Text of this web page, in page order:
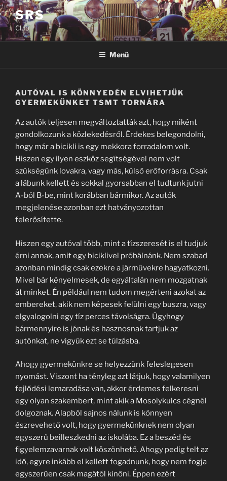
Tartalomhoz
SRS
Club
Menü
AUTÓVAL IS KÖNNYEDÉN ELVIHETJÜK
GYERMEKÜNKET TSMT TORNÁRA
Az autók teljesen megváltoztatták azt, hogy miként
gondolkozunk a közlekedésről. Érdekes belegondolni,
hogy már a bicikli is egy mekkora forradalom volt.
Hiszen egy ilyen eszköz segítségével nem volt
szükségünk lovakra, vagy más, külső erőforrásra. Csak
a lábunk kellett és sokkal gyorsabban el tudtunk jutni
A-ból B-be, mint korábban bármikor. Az autók
megjelenése azonban ezt hatványozottan
felerősítette.
Hiszen egy autóval több, mint a tízszeresét is el tudjuk
érni annak, amit egy biciklivel próbálnánk. Nem szabad
azonban mindig csak ezekre a járművekre hagyatkozni.
Mivel bár kényelmesek, de egyáltalán nem mozgatnak
át minket. Én például nem tudom megérteni azokat az
embereket, akik nem képesek felülni egy buszra, vagy
elgyalogolni egy tíz perces távolságra. Úgyhogy
bármennyire is jónak és hasznosnak tartjuk az
autónkat, ne vigyük ezt se túlzásba.
Ahogy gyermekünkre se helyezzünk feleslegesen
nyomást. Viszont ha tényleg azt látjuk, hogy valamilyen
fejlődési lemaradása van, akkor érdemes felkeresni
egy olyan szakembert, mint akik a Mosolykulcs cégnél
dolgoznak. Alapból sajnos nálunk is könnyen
észrevehető volt, hogy gyermekünknek nem olyan
egyszerű beilleszkedni az iskolába. Ez a beszéd és
figyelemzavarnak volt köszönhető. Ahogy pedig telt az
idő, egyre inkább el kellett fogadnunk, hogy nem fogja
egyszerűen csak magától kinőni. Éppen ezért